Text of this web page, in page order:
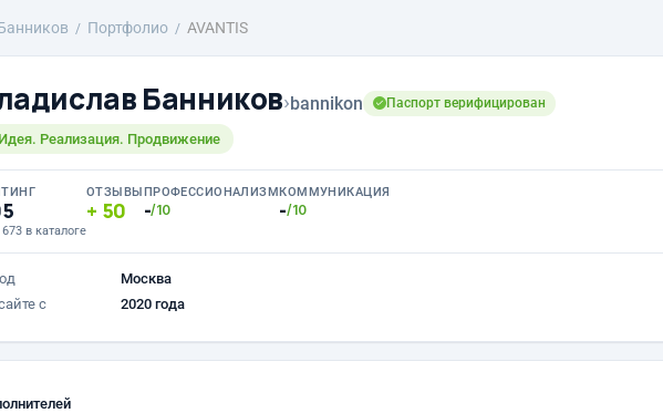
Портфолио AVANTIS
Банников›bannikon Паспорт верифицирован
Реализация. Продвижение
в каталоге
ОТЗЫВЫ
50
ПРОФЕССИОНАЛИЗМ
-/10
КОММУНИКАЦИЯ
-/10
Москва
с
2020 года